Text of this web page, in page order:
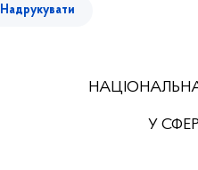
Надрукувати
У